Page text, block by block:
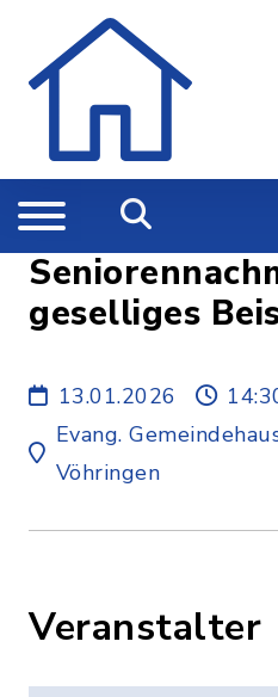
geselliges
13.01.2026
Evang.
Vöhringen
Veranstalter